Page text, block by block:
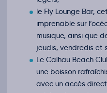
le Fly Lounge Bar,
imprenable sur
musique, ainsi que
jeudis, vendredis et
Le Calhau Beach
une boisson
avec un accès